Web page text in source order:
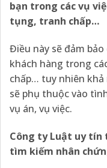
bạn trong các vụ
tụng, tranh chấp…
Điều này sẽ đảm
khách hàng trong
chấp… tuy nhiên khả
sẽ phụ thuộc vào
vụ án, vụ việc.
Công ty Luật uy tín
tìm kiếm nhân